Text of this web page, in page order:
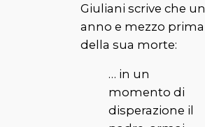
Giuliani scrive che un
anno e mezzo prima
della sua morte:
… in un
momento di
disperazione il